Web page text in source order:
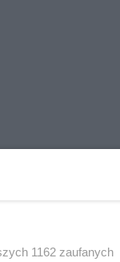
1162 zaufanych